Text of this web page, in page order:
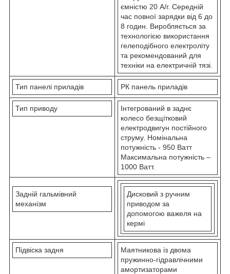
ємністю 20 A/г. Середній
час повної зарядки від 6 до
8 годин. Виробляється за
технологією використання
гелеподібного електроліту
та рекомендований для
техніки на електричній тязі.
Тип панелі приладів РК панель приладів
Тип приводу
Інтегрований в заднє
колесо безщітковий
електродвигун постійного
струму. Номінальна
потужність - 950 Ватт
Максимальна потужність –
1000 Ватт.
Задній гальмівний
механізм
Дисковий з ручним
приводом за
допомогою важеля на
кермі
Підвіска задня
Маятникова із двома
пружинно-гідравлічними
амортизаторами